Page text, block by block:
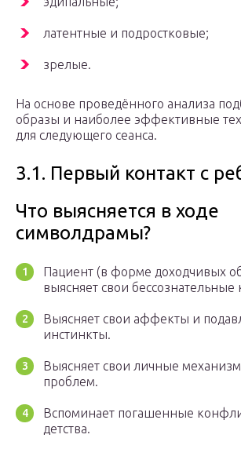
латентные и подростковые;
зрелые.
На основе проведённого анализа
образы и наиболее эффективные
для следующего сеанса.
3.1. Первый контакт с
Что выясняется в ходе
символдрамы?
Пациент (в форме доходчивых
выясняет свои
Выясняет свои аффекты и
инстинкты.
Выясняет свои личные
проблем.
Вспоминает погашенные
детства.